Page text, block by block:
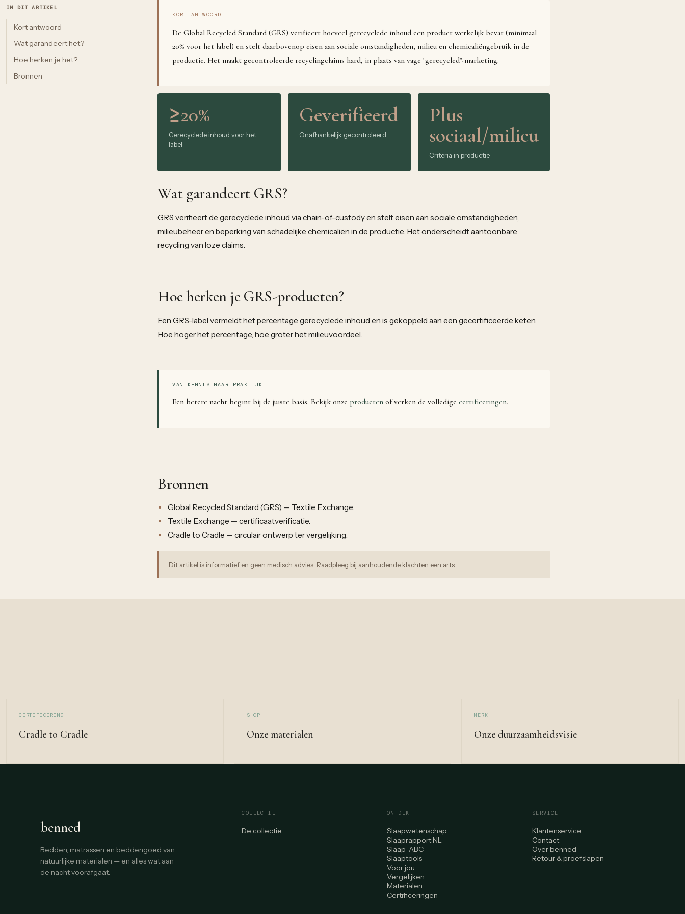
IN DIT ARTIKEL
Kort antwoord
Wat garandeert het?
Hoe herken je het?
Bronnen
KORT ANTWOORD
De Global Recycled Standard (GRS) verifieert hoeveel gerecyclede inhoud een product werkelijk bevat (minimaal
20% voor het label) en stelt daarbovenop eisen aan sociale omstandigheden, milieu en chemicaliëngebruik in de
productie. Het maakt gecontroleerde recyclingclaims hard, in plaats van vage "gerecycled"-marketing.
≥20%
Gerecyclede inhoud voor het
label
Geverifieerd
Onafhankelijk gecontroleerd
Plus
sociaal/milieu
Criteria in productie
Wat garandeert GRS?
GRS verifieert de gerecyclede inhoud via chain-of-custody en stelt eisen aan sociale omstandigheden,
milieubeheer en beperking van schadelijke chemicaliën in de productie. Het onderscheidt aantoonbare
recycling van loze claims.
Hoe herken je GRS-producten?
Een GRS-label vermeldt het percentage gerecyclede inhoud en is gekoppeld aan een gecertificeerde keten.
Hoe hoger het percentage, hoe groter het milieuvoordeel.
VAN KENNIS NAAR PRAKTIJK
Een betere nacht begint bij de juiste basis. Bekijk onze producten of verken de volledige certificeringen.
Bronnen
Global Recycled Standard (GRS) — Textile Exchange.
Textile Exchange — certificaatverificatie.
Cradle to Cradle — circulair ontwerp ter vergelijking.
Dit artikel is informatief en geen medisch advies. Raadpleeg bij aanhoudende klachten een arts.
CERTIFICERING
Cradle to Cradle
SHOP
Onze materialen
MERK
Onze duurzaamheidsvisie
benned
Bedden, matrassen en beddengoed van
natuurlijke materialen — en alles wat aan
de nacht voorafgaat.
COLLECTIE
De collectie
ONTDEK
Slaapwetenschap
Slaaprapport NL
Slaap-ABC
Slaaptools
Voor jou
Vergelijken
Materialen
Certificeringen
SERVICE
Klantenservice
Contact
Over benned
Retour & proefslapen